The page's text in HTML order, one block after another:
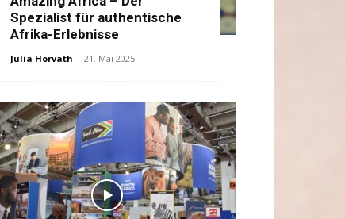
Spezialist für authentische
Afrika-Erlebnisse
Julia Horvath - 21. Mai 2025